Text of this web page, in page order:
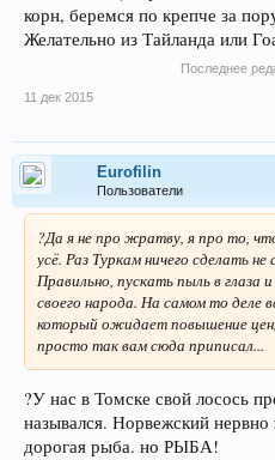
корн, беремся по крепче за
Желательно из Тайланда или
Последнее
11 дек 2015
Eurofilin
Пользователи
?Да я не про жратву, я про то,
усё. Раз Туркам ничего сделать
Правильно, пускать пыль в глаза
своего народа. На самом то деле
который ожидает повышение цен,
просто так вам сюда приписал...
?У нас в Томске свой лосось
назывался. Норвежский
дорогая рыба. но РЫБА!